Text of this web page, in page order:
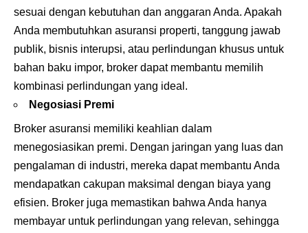
sesuai dengan kebutuhan dan anggaran Anda. Apakah
Anda membutuhkan asuransi properti, tanggung jawab
publik, bisnis interupsi, atau perlindungan khusus untuk
bahan baku impor, broker dapat membantu memilih
kombinasi perlindungan yang ideal.
Negosiasi Premi
Broker asuransi memiliki keahlian dalam
menegosiasikan premi. Dengan jaringan yang luas dan
pengalaman di industri, mereka dapat membantu Anda
mendapatkan cakupan maksimal dengan biaya yang
efisien. Broker juga memastikan bahwa Anda hanya
membayar untuk perlindungan yang relevan, sehingga